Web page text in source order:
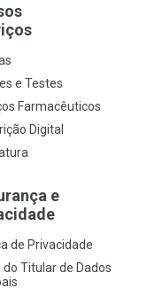
e Testes
Farmacêuticos
Digital
e
de Privacidade
do Titular de Dados